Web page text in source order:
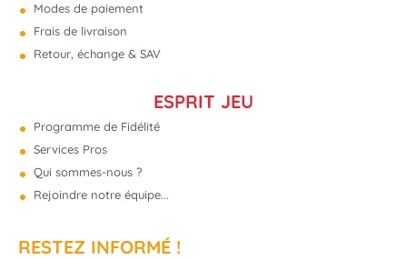
Modes de paiement
Frais de livraison
Retour, échange & SAV
ESPRIT JEU
Programme de Fidélité
Services Pros
Qui sommes-nous ?
Rejoindre notre équipe...
RESTEZ INFORMÉ !